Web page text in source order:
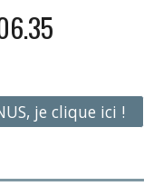
je clique ici !